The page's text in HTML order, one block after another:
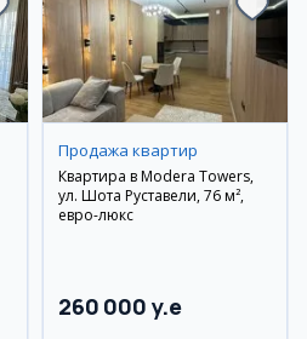
Продажа квартир
Квартира в Modera Towers,
ул. Шота Руставели, 76 м²,
евро-люкс
260 000 y.e